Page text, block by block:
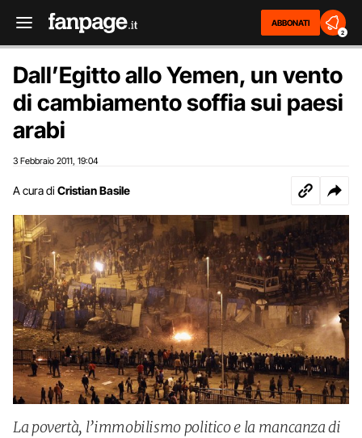
ABBONATI
2
Dall’Egitto allo Yemen, un vento
di cambiamento soffia sui paesi
arabi
3 Febbraio 2011 19:04
A cura di Cristian Basile
La povertà, l’immobilismo politico e la mancanza di